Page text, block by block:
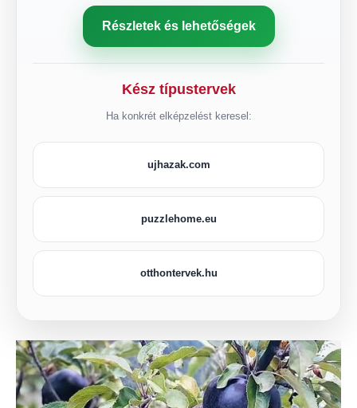
Részletek és lehetőségek
Kész típustervek
Ha konkrét elképzelést keresel:
ujhazak.com
puzzlehome.eu
otthontervek.hu